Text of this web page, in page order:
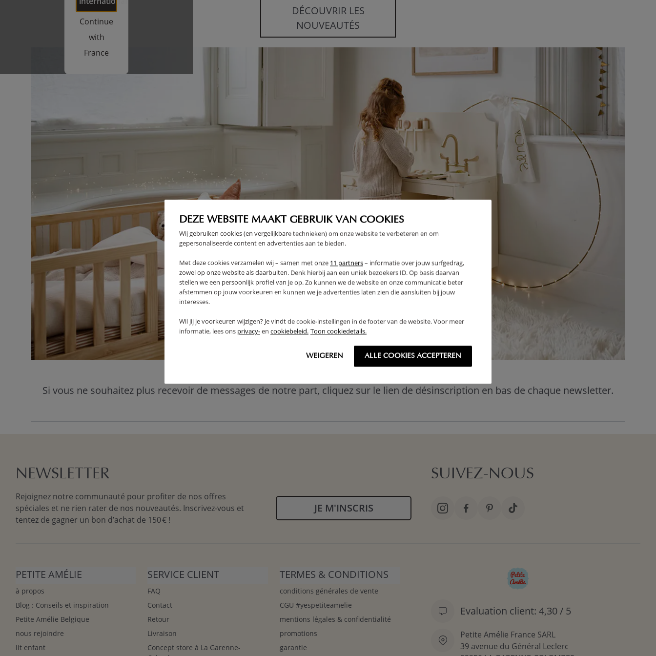
DEZE WEBSITE MAAKT GEBRUIK VAN COOKIES
Wij gebruiken cookies (en vergelijkbare technieken) om onze website te verbeteren en om
gepersonaliseerde content en advertenties aan te bieden.
Met deze cookies verzamelen wij – samen met onze 11 partners– informatie over jouw surfgedrag,
zowel op onze website als daarbuiten. Denk hierbij aan een uniek bezoekers ID. Op basis daarvan
stellen we een persoonlijk profiel van je op. Zo kunnen we de website en onze communicatie beter
afstemmen op jouw voorkeuren en kunnen we je advertenties laten zien die aansluiten bij jouw
interesses.
Wil jij je voorkeuren wijzigen? Je vindt de cookie-instellingen in de footer van de website. Voor meer
informatie, lees ons privacy-en cookiebeleid. Toon cookiedetails.
WEIGEREN ALLE COOKIES ACCEPTEREN
Continue
with
France
DÉCOUVRIR LES
NOUVEAUTÉS
Si vous ne souhaitez plus recevoir de messages de notre part, cliquez sur le lien de désinscription en bas de chaque newsletter.
NEWSLETTER
Rejoignez notre communauté pour profiter de nos offres
spéciales et ne rien rater de nos nouveautés. Inscrivez-vous et
tentez de gagner un bon d’achat de 150 € !
JE M'INSCRIS
SUIVEZ-NOUS
PETITE AMÉLIE
à propos
Blog : Conseils et inspiration
Petite Amélie Belgique
nous rejoindre
lit enfant
SERVICE CLIENT
FAQ
Contact
Retour
Livraison
Concept store à La Garenne-
TERMES & CONDITIONS
conditions générales de vente
CGU #yespetiteamelie
mentions légales & confidentialité
promotions
garantie
Evaluation client: 4,30 / 5
Petite Amélie France SARL
39 avenue du Général Leclerc